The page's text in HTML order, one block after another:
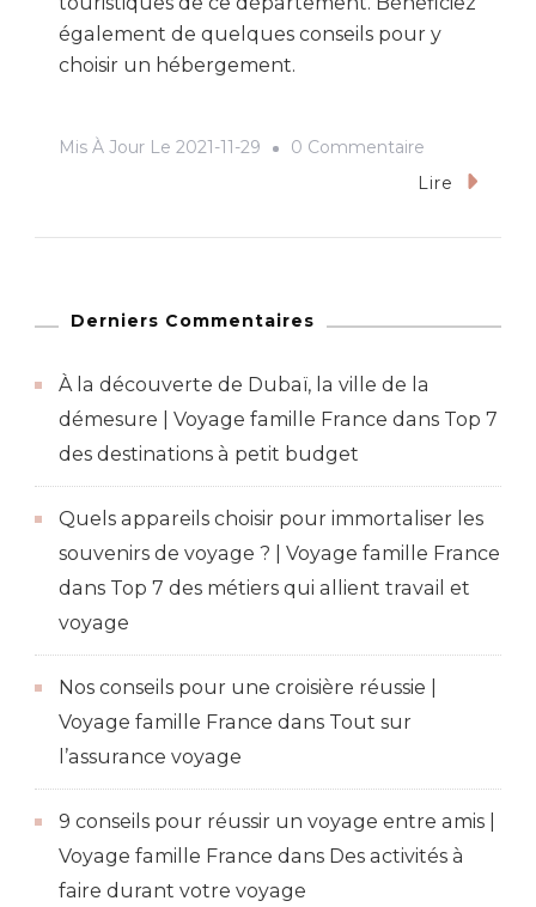
également de quelques conseils pour y
choisir un hébergement.
Mis À Jour Le 2021-11-29 0 Commentaire
À
Rhône
Lire
Derniers Commentaires
À la découverte de Dubaï, la ville de la
démesure | Voyage famille France dans Top 7
des destinations à petit budget
Quels appareils choisir pour immortaliser les
souvenirs de voyage ? | Voyage famille France
dans Top 7 des métiers qui allient travail et
voyage
Nos conseils pour une croisière réussie |
Voyage famille France dans Tout sur
l’assurance voyage
9 conseils pour réussir un voyage entre amis |
Voyage famille France dans Des activités à
faire durant votre voyage